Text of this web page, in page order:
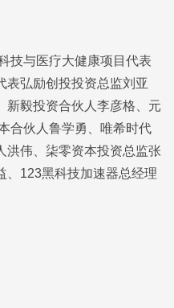
技与医疗大健康项目代表
表弘励创投投资总监刘亚
新毅投资合伙人李彦格、元
合伙人鲁学勇、唯希时代
洪伟、柒零资本投资总监张
、123黑科技加速器总经理